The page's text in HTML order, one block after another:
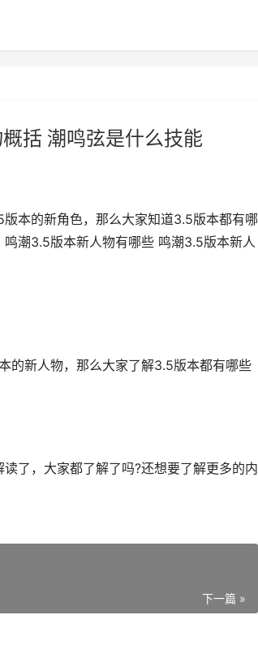
括 潮鸣弦是什么技能
本的新角色，那么大家知道3.5版本都有哪
潮3.5版本新人物有哪些 鸣潮3.5版本新人
新人物，那么大家了解3.5版本都有哪些
了，大家都了解了吗?还想要了解更多的内
下一篇 »